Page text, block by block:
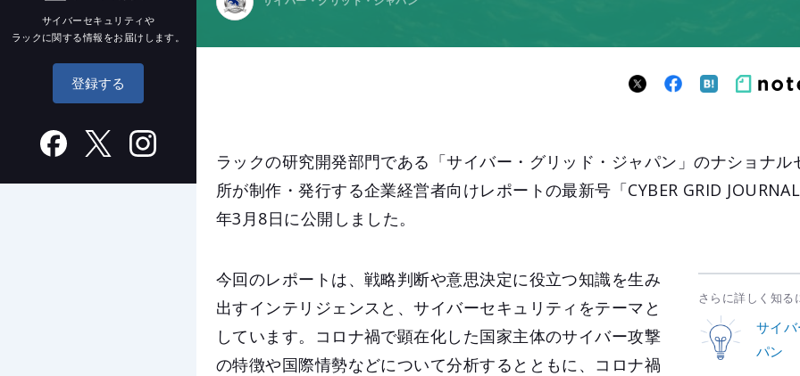
サイバーセキュリティや
ラックに関する情報をお届けします。
登録する
ラックの研究開発部門である「サイバー・グリッド・ジャパン」のナショナル
所が制作・発行する企業経営者向けレポートの最新号「CYBER GRID
年3月8日に公開しました。
さらに詳しく知る
サイ
パン
今回のレポートは、戦略判断や意思決定に役立つ知識を生み
出すインテリジェンスと、サイバーセキュリティをテーマと
しています。コロナ禍で顕在化した国家主体のサイバー攻撃
の特徴や国際情勢などについて分析するとともに、コロナ禍